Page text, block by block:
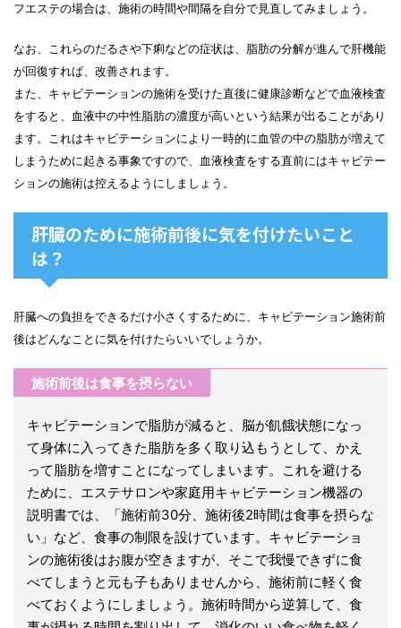
フエステの場合は、施術の時間や間隔を自分で見直してみましょう。
なお、これらのだるさや下痢などの症状は、脂肪の分解が進んで肝機能
が回復すれば、改善されます。
また、キャビテーションの施術を受けた直後に健康診断などで血液検査
をすると、血液中の中性脂肪の濃度が高いという結果が出ることがあり
ます。これはキャビテーションにより一時的に血管の中の脂肪が増えて
しまうために起きる事象ですので、血液検査をする直前にはキャビテー
ションの施術は控えるようにしましょう。
肝臓のために施術前後に気を付けたいこと
は？
肝臓への負担をできるだけ小さくするために、キャビテーション施術前
後はどんなことに気を付けたらいいでしょうか。
施術前後は食事を摂らない
キャビテーションで脂肪が減ると、脳が飢餓状態になっ
て身体に入ってきた脂肪を多く取り込もうとして、かえ
って脂肪を増すことになってしまいます。これを避ける
ために、エステサロンや家庭用キャビテーション機器の
説明書では、「施術前30分、施術後2時間は食事を摂らな
い」など、食事の制限を設けています。キャビテーショ
ンの施術後はお腹が空きますが、そこで我慢できずに食
べてしまうと元も子もありませんから、施術前に軽く食
べておくようにしましょう。施術時間から逆算して、食